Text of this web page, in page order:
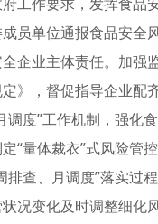
员单位通报食品安
企业主体责任。加
》，督促指导企业
调度”工作机制，强
“量体裁衣”式风险管
排查、月调度”落实过
况变化及时调整细